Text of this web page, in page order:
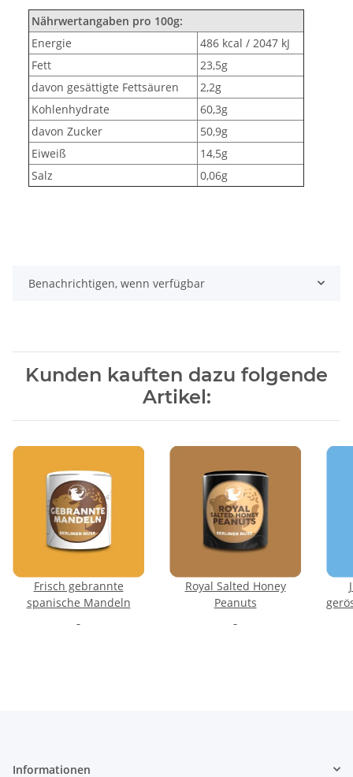
Nährwertangaben pro 100g:
Energie
486 kcal / 2047 kJ
Fett
23,5g
davon gesättigte Fettsäuren
2,2g
Kohlenhydrate
60,3g
davon Zucker
50,9g
Eiweiß
14,5g
Salz
0,06g
Benachrichtigen, wenn verfügbar
Kunden kauften dazu folgende
Artikel:
Frisch gebrannte
spanische Mandeln
Royal Salted Honey
Peanuts
Informationen